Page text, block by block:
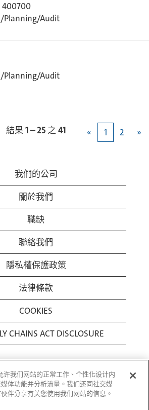
400700
Planning/Audit
Planning/Audit
結果 1 – 25 之 41 « 1 2 »
我們的公司
關於我們
職缺
聯絡我們
隱私權保護政策
法律條款
COOKIES
CHAINS ACT DISCLOSURE
许我们网站的正常工作、个性化设计内
体功能并分析流量。我们还同社交媒
伴分享有关您使用我们网站的信息。